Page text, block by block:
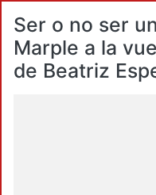
Ser o no ser
Marple a la
de Beatriz